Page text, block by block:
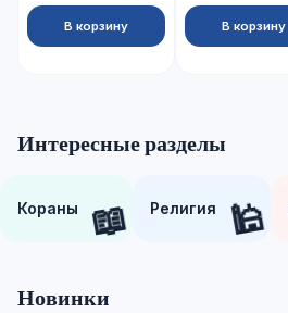
В корзину В корзину
Интересные разделы
Кораны 📖 Религия 🕌
Новинки